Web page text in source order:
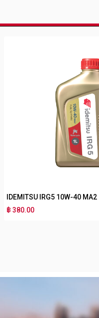
IDEMITSU IRG3 10W-30 MB
฿ 180.00